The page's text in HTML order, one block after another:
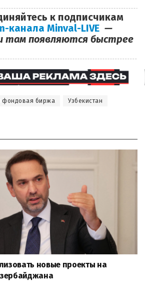
к подписчикам
канала Minval-LIVE —
там появляются быстрее
фондовая биржа Узбекистан
новые проекты на